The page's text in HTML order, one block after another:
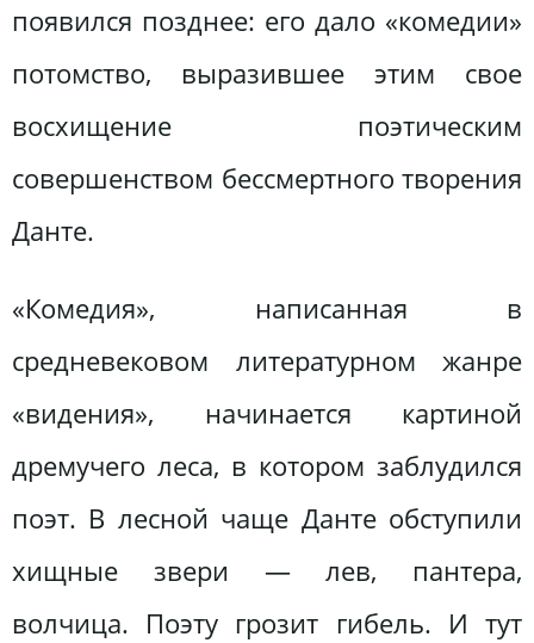
появился позднее: его дало «комедии»
потомство, выразившее этим свое
восхищение поэтическим
совершенством бессмертного творения
Данте.
«Комедия», написанная в
средневековом литературном жанре
«видения», начинается картиной
дремучего леса, в котором заблудился
поэт. В лесной чаще Данте обступили
хищные звери — лев, пантера,
волчица. Поэту грозит гибель. И тут